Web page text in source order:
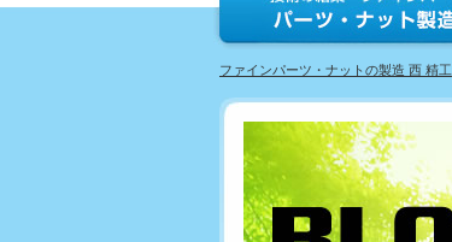
ファインパーツ・ナットの製造 西 精工